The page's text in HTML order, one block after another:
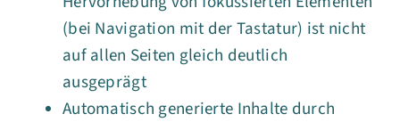
(bei Navigation mit der Tastatur) ist nicht
auf allen Seiten gleich deutlich
ausgeprägt
Automatisch generierte Inhalte durch